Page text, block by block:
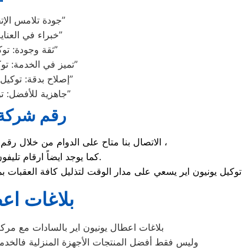
“جودة تلامس الإتقان: توكيل يونيون اير يضمن الصيانة الممتازة”
“خبراء في العناية: توكيل يونيون اير يضمن أداء الأجهزة بأمان”
“ثقة وجودة: توكيل يونيون اير يوفر صيانة مضمونة للأجهزة”
“تميز في الخدمة: توكيل يونيون اير يضمن الأداء الأمثل لجميع الأجهزة”
“إصلاح بدقة: توكيل يونيون اير يقدم حلولاً فورية وموثوقة للمشاكل”
“جاهزية للأفضل: توكيل يونيون اير يوفر الصيانة المتميزة لأجهزتك”
رقم شركة
الاتصال بنا متاح على الدوام من خلال رقم صيانة يونيون اير الارضي او بالضغط علي ايقونة الهاتف ثم الاتصال ،
كما يوجد ايضاً ارقام تليفون يونيون اير الموجودة بصفحة التواصل مع عملائنا.
توكيل يونيون اير يسعي على مدار الوقت لتذليل كافة
بلاغات
بلاغات اعطال يونيون اير بالسادات مع
وليس فقط أفضل المنتجات الأجهزة المنزلية